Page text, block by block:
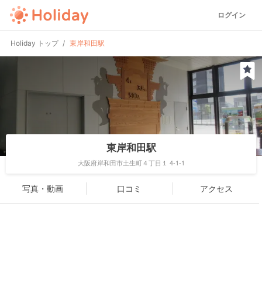
ログイン
Holiday トップ 東岸和田駅
東岸和田駅
大阪府岸和田市土生町４丁目１ 4-1-1
写真・動画 口コミ アクセス